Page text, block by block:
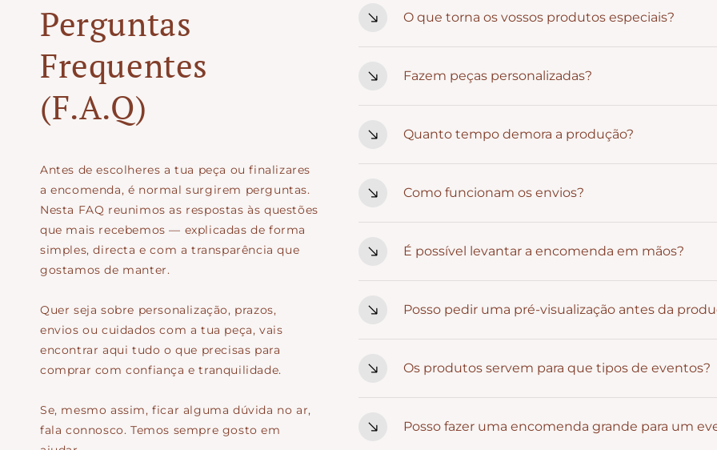
Perguntas
Frequentes
(F.A.Q)
Antes de escolheres a tua peça ou finalizares
a encomenda, é normal surgirem perguntas.
Nesta FAQ reunimos as respostas às questões
que mais recebemos — explicadas de forma
simples, directa e com a transparência que
gostamos de manter.
Quer seja sobre personalização, prazos,
envios ou cuidados com a tua peça, vais
encontrar aqui tudo o que precisas para
comprar com confiança e tranquilidade.
Se, mesmo assim, ficar alguma dúvida no ar,
fala connosco. Temos sempre gosto em
O que torna os vossos produtos especiais?
estilo rústico que combina com celebrações cheias de
Fazem peças personalizadas?
uma ideia específica, fala connosco.
Quanto tempo demora a produção?
movimentadas, é sempre boa ideia encomendar com
Como funcionam os envios?
a 9 dias úteis. Recebes sempre um código de tracking
É possível levantar a encomenda em mãos?
Posso pedir uma pré-visualização antes da
Caso se aplique à peça que escolheste, avisamos sempre.
Os produtos servem para que tipos de eventos?
se facilmente a ambientes que valorizam emoção e
Posso fazer uma encomenda grande para um